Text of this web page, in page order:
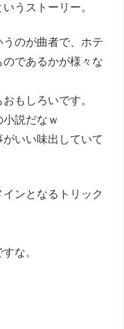
うストーリー。
のが曲者で、ホテ
であるかが様々な
もしろいです。
説だなｗ
いい味出していて
ンとなるトリック
な。